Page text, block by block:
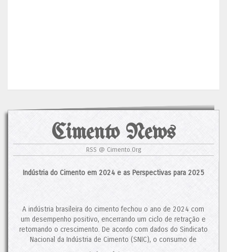
Cimento News
RSS @ Cimento.Org
Indústria do Cimento em 2024 e as Perspectivas para 2025
A indústria brasileira do cimento fechou o ano de 2024 com
um desempenho positivo, encerrando um ciclo de retração e
retomando o crescimento. De acordo com dados do Sindicato
Nacional da Indústria de Cimento (SNIC), o consumo de
cimento totalizou 64,7 milhões de toneladas, um aumento de